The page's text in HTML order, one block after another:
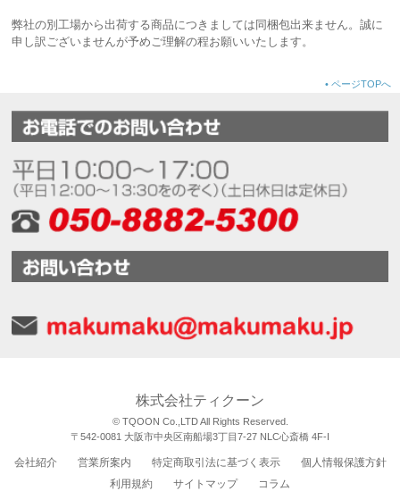
弊社の別工場から出荷する商品につきましては同梱包出来ません。誠に
申し訳ございませんが予めご理解の程お願いいたします。
• ページTOPへ
株式会社ティクーン
© TQOON Co.,LTD All Rights Reserved.
〒542-0081 大阪市中央区南船場3丁目7-27 NLC心斎橋 4F-I
会社紹介 営業所案内 特定商取引法に基づく表示
個人情報保護方針
利用規約
サイトマップ コラム